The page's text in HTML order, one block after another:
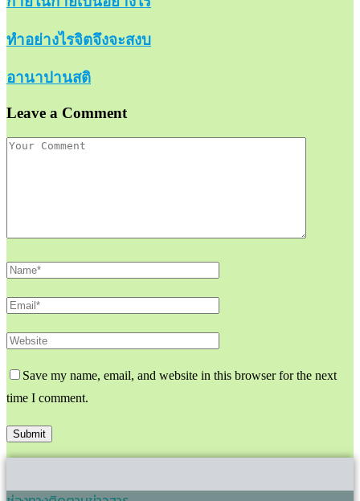
ทำอย่างไรจิตจึงจะสงบ
อานาปานสติ
Leave a Comment
Save my name, email, and website in this browser for the next
time I comment.